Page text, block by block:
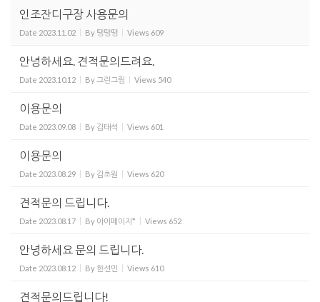
인조잔디구장 사용문의
Date 2023.11.02 By 땡땡땡 Views 609
안녕하세요. 견적문의드려요.
Date 2023.10.12 By 그린그림 Views 540
이용문의
Date 2023.09.08 By 김태석 Views 601
이용문의
Date 2023.08.29 By 김초원 Views 620
견적문의 드립니다.
Date 2023.08.17 By 아이페이지* Views 652
안녕하세요 문의 드립니다.
Date 2023.08.12 By 한선민 Views 610
견적문의드립니다!